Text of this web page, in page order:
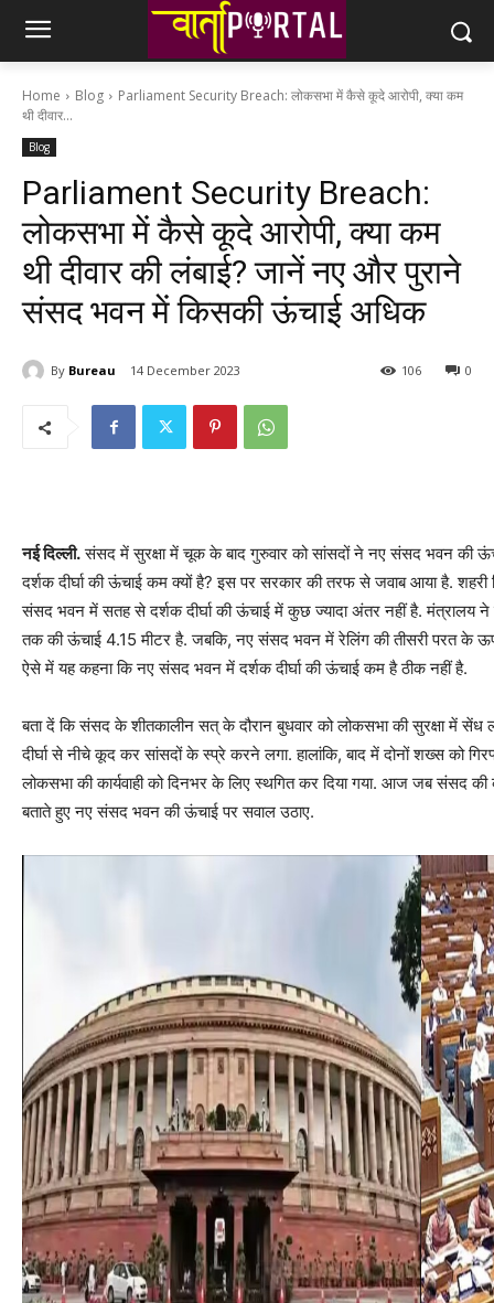
Home Blog
Parliament Security Breach: लोकसभा में कैसे कूदे आरोपी, क्या कम
थी दीवार...
Blog
Parliament Security Breach:
लोकसभा में कैसे कूदे आरोपी, क्या कम
थी दीवार की लंबाई? जानें नए और पुराने
संसद भवन में किसकी ऊंचाई अधिक
By Bureau 14 December 2023 0
106
नई दिल्ली.संसद में सुरक्षा में चूक के बाद गुरुवार को सांसदों ने नए संसद भवन की
दर्शक दीर्घा की ऊंचाई कम क्यों है? इस पर सरकार की तरफ से जवाब आया है.
संसद भवन में सतह से दर्शक दीर्घा की ऊंचाई में कुछ ज्यादा अंतर नहीं है. मंत्रालय ने
तक की ऊंचाई 4.15 मीटर है. जबकि, नए संसद भवन में रेलिंग की तीसरी परत के
ऐसे में यह कहना कि नए संसद भवन में दर्शक दीर्घा की ऊंचाई कम है ठीक नहीं है.
बता दें कि संसद के शीतकालीन सत् के दौरान बुधवार को लोकसभा की सुरक्षा में सेंध
दीर्घा से नीचे कूद कर सांसदों के स्प्रे करने लगा. हालांकि, बाद में दोनों शख्स को
लोकसभा की कार्यवाही को दिनभर के लिए स्थगित कर दिया गया. आज जब संसद की
बताते हुए नए संसद भवन की ऊंचाई पर सवाल उठाए.